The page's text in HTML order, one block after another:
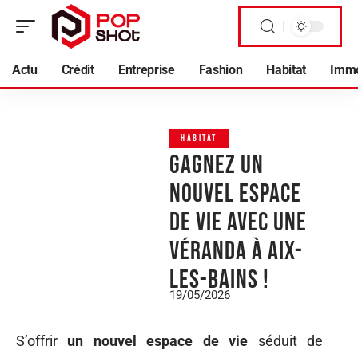
Actu Crédit Entreprise Fashion Habitat
HABITAT
Gagnez un
nouvel espace
de vie avec une
véranda à Aix-
les-Bains !
19/05/2026
S’offrir un nouvel espace de vie séduit de